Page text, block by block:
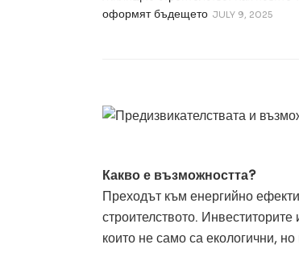
оформят бъдещето JULY 9, 2025
Какво е възможността?
Преходът към енергийно
строителството.
които не само са екологични,